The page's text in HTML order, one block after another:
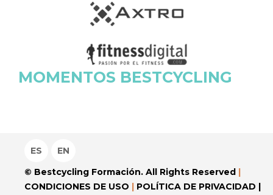
MOMENTOS BESTCYCLING
ES
EN
© Bestcycling Formación. All Rights Reserved
CONDICIONES DE USO
POLÍTICA DE PRIVACIDAD